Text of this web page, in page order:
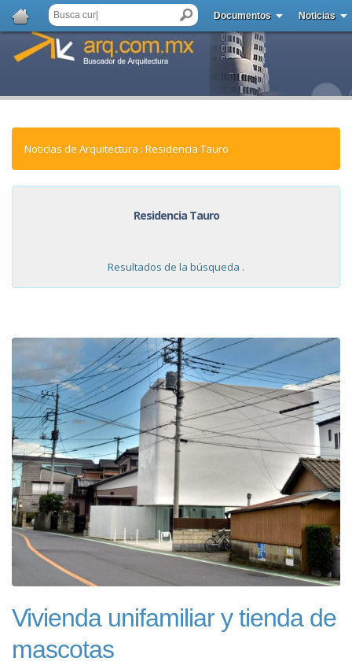
Documentos Noticias
Noticias de Arquitectura : Residencia Tauro
Residencia Tauro
Resultados de la búsqueda .
Vivienda unifamiliar y tienda de
mascotas